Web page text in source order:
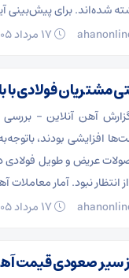
شده‌اند. برای پیش‌بینی
مشتریان فولادی با
آهن آنلاین –
عریض و طویل فولادی در
انتظار نبود. آمار
سیر صعودی قیمت